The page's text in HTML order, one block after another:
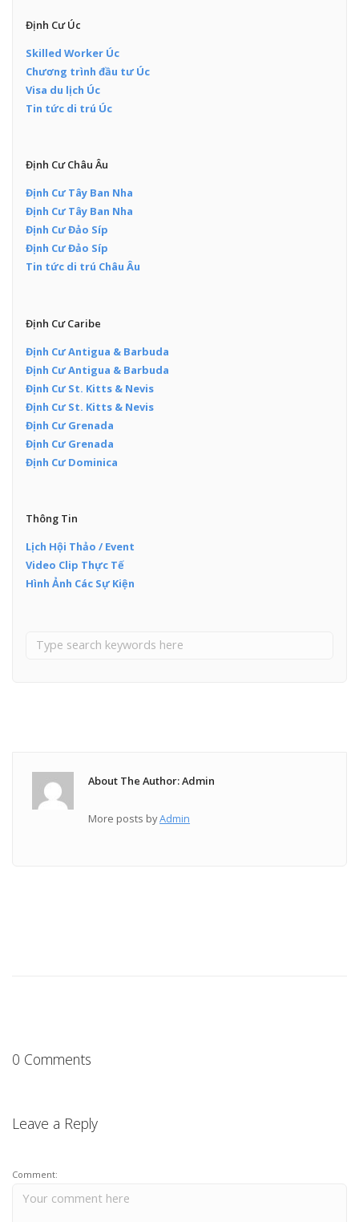
Định Cư Úc
Skilled Worker Úc
Chương trình đầu tư Úc
Visa du lịch Úc
Tin tức di trú Úc
Định Cư Châu Âu
Định Cư Tây Ban Nha
Định Cư Tây Ban Nha
Định Cư Đảo Síp
Định Cư Đảo Síp
Tin tức di trú Châu Âu
Định Cư Caribe
Định Cư Antigua & Barbuda
Định Cư Antigua & Barbuda
Định Cư St. Kitts & Nevis
Định Cư St. Kitts & Nevis
Định Cư Grenada
Định Cư Grenada
Định Cư Dominica
Thông Tin
Lịch Hội Thảo / Event
Video Clip Thực Tế
Hình Ảnh Các Sự Kiện
About The Author: Admin
More posts byAdmin
0 Comments
Leave a Reply
Comment: